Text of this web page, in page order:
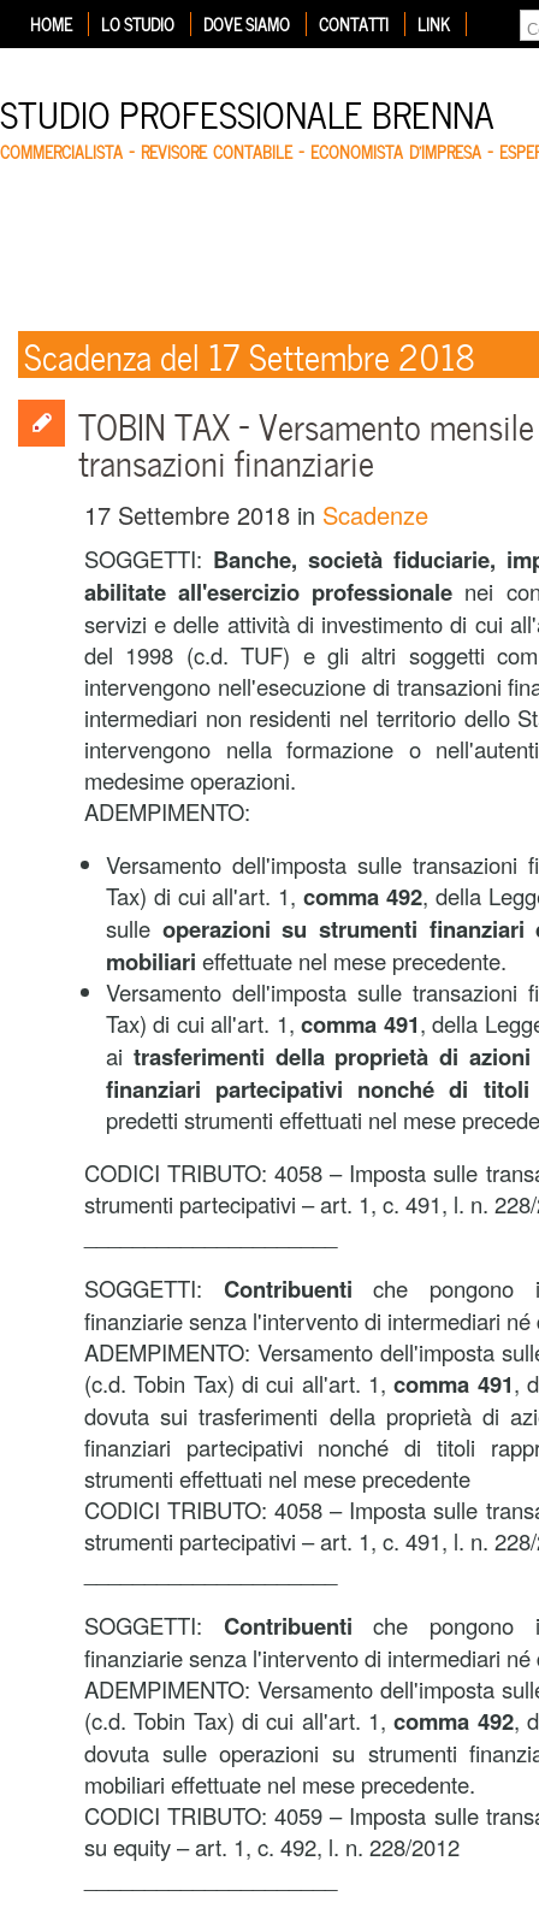
HOME LO STUDIO DOVE SIAMO CONTATTI LINK
STUDIO PROFESSIONALE BRENNA
COMMERCIALISTA – REVISORE CONTABILE – ECONOMISTA D'IMPRESA –
Scadenza del 17 Settembre 2018
TOBIN TAX – Versamento
transazioni finanziarie
17 Settembre 2018 in Scadenze
SOGGETTI: Banche, società fiduciarie,
abilitate all'esercizio professionale nei
servizi e delle attività di investimento di cui
del 1998 (c.d. TUF) e gli altri soggetti
intervengono nell'esecuzione di transazioni
intermediari non residenti nel territorio dello
intervengono nella formazione o
medesime operazioni.
ADEMPIMENTO:
Versamento dell'imposta sulle transazioni
Tax) di cui all'art. 1, comma 492, della
sulle operazioni su strumenti
mobiliari effettuate nel mese precedente.
Versamento dell'imposta sulle transazioni
Tax) di cui all'art. 1,comma 491, della
ai trasferimenti della proprietà di
finanziari partecipativi nonché di titoli
predetti strumenti effettuati nel mese
CODICI TRIBUTO: 4058 – Imposta sulle
strumenti partecipativi – art. 1, c. 491, l. n.
SOGGETTI: Contribuenti che pongono
finanziarie senza l'intervento di intermediari né
ADEMPIMENTO: Versamento dell'imposta
(c.d. Tobin Tax) di cui all'art. 1, comma 491,
dovuta sui trasferimenti della proprietà di
finanziari partecipativi nonché di titoli
strumenti effettuati nel mese precedente
CODICI TRIBUTO: 4058 – Imposta sulle
strumenti partecipativi – art. 1, c. 491, l. n.
SOGGETTI: Contribuentiche pongono
finanziarie senza l'intervento di intermediari né
ADEMPIMENTO: Versamento dell'imposta
(c.d. Tobin Tax) di cui all'art. 1,comma 492,
dovuta sulle operazioni su strumenti
mobiliari effettuate nel mese precedente.
CODICI TRIBUTO:4059 – Imposta sulle
su equity – art. 1, c. 492, l. n. 228/2012